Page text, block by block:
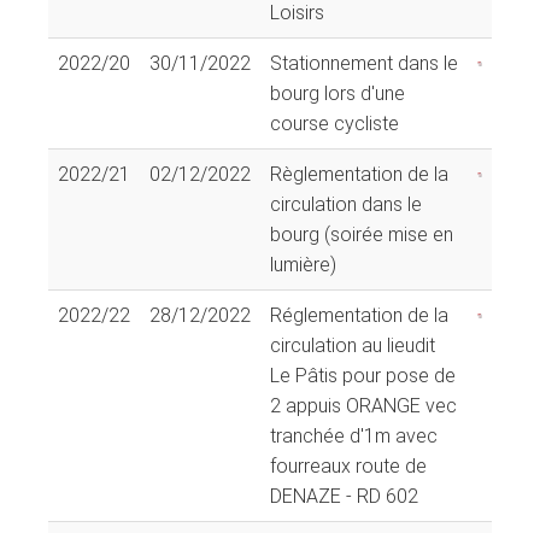
Loisirs
2022/20 30/11/2022
Stationnement dans le
bourg lors d'une
course cycliste
2022/21 02/12/2022
Règlementation de la
circulation dans le
bourg (soirée mise en
lumière)
2022/22 28/12/2022
Réglementation de la
circulation au lieudit
Le Pâtis pour pose de
2 appuis ORANGE vec
tranchée d'1m avec
fourreaux route de
DENAZE - RD 602